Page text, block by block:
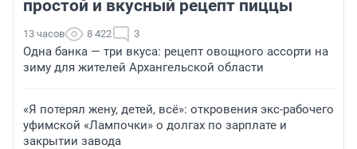
простой и вкусный рецепт пиццы
13 часов 8 422 3
Одна банка — три вкуса: рецепт овощного ассорти на
зиму для жителей Архангельской области
«Я потерял жену, детей, всё»: откровения экс-рабочего
уфимской «Лампочки» о долгах по зарплате и
закрытии завода